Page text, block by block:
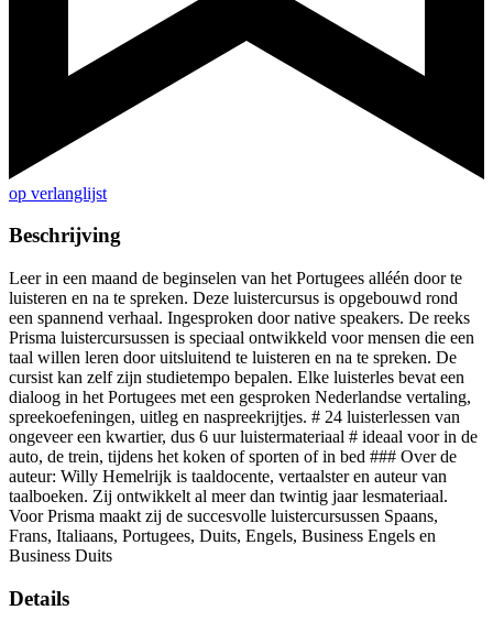
op verlanglijst
Beschrijving
Leer in een maand de beginselen van het Portugees alléén door te
luisteren en na te spreken. Deze luistercursus is opgebouwd rond
een spannend verhaal. Ingesproken door native speakers. De reeks
Prisma luistercursussen is speciaal ontwikkeld voor mensen die een
taal willen leren door uitsluitend te luisteren en na te spreken. De
cursist kan zelf zijn studietempo bepalen. Elke luisterles bevat een
dialoog in het Portugees met een gesproken Nederlandse vertaling,
spreekoefeningen, uitleg en naspreekrijtjes. # 24 luisterlessen van
ongeveer een kwartier, dus 6 uur luistermateriaal # ideaal voor in de
auto, de trein, tijdens het koken of sporten of in bed ### Over de
auteur: Willy Hemelrijk is taaldocente, vertaalster en auteur van
taalboeken. Zij ontwikkelt al meer dan twintig jaar lesmateriaal.
Voor Prisma maakt zij de succesvolle luistercursussen Spaans,
Frans, Italiaans, Portugees, Duits, Engels, Business Engels en
Business Duits
Details